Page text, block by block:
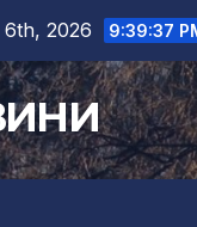
2026 9:39:38